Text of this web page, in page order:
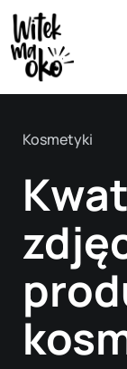
Kosmetyki